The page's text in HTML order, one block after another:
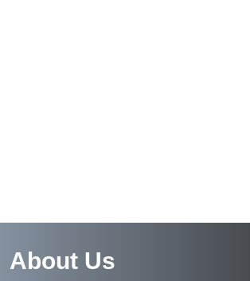
About Us